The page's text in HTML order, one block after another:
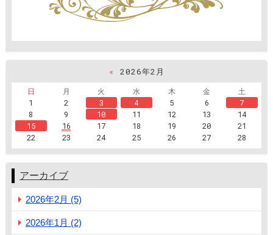
« 2026年2月
日
月 火 水 木 金
土
1
2 3 4 5 6
7
8
9 10 11 12 13
14
15
16 17 18 19 20
21
22
23 24 25 26 27 28
アーカイブ
2026年2月 (5)
2026年1月 (2)